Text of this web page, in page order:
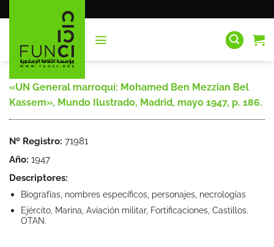
al
«UN General marroquí: Mohamed Ben Mezzian Bel
Kassem», Mundo Ilustrado, Madrid, mayo 1947, p. 186.
Nº Registro: 71981
Año: 1947
Descriptores:
Biografías, nombres específicos, personajes, necrologías
Ejército, Marina, Aviación militar, Fortificaciones, Castillos.
OTAN.